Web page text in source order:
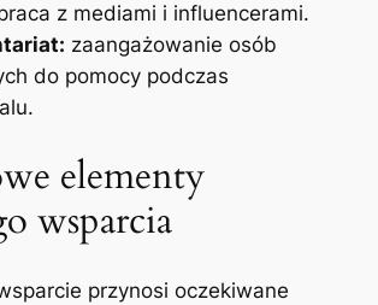
z mediami i influencerami.
zaangażowanie osób
do pomocy podczas
elementy
wsparcia
przynosi oczekiwane